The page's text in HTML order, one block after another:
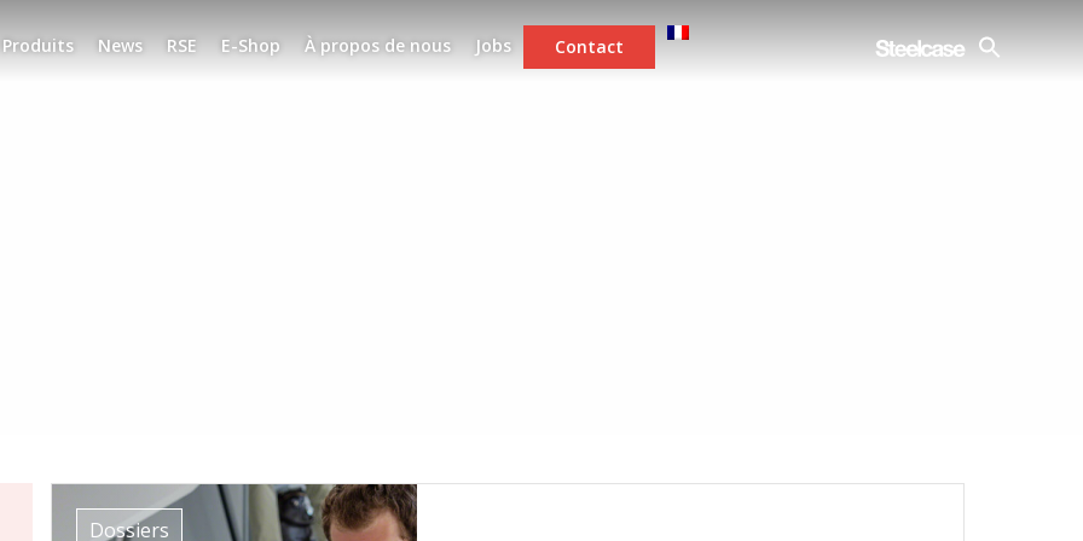
Produits News RSE E-Shop À propos de nous Jobs Contact
Dossiers